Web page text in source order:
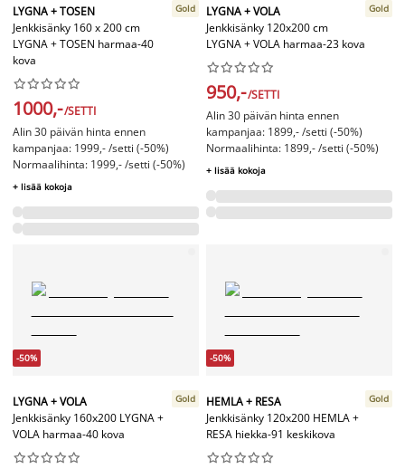
LYGNA + TOSEN
Jenkkisänky 160 x 200 cm
LYGNA + TOSEN harmaa-40
kova
Gold






1000,-/SETTI
Alin 30 päivän hinta ennen
kampanjaa: 1999,- /setti (-50%)
Normaalihinta: 1999,- /setti (-50%)
+ lisää kokoja
LYGNA + VOLA
Jenkkisänky 120x200 cm
LYGNA + VOLA harmaa-23 kova
Gold






950,-/SETTI
Alin 30 päivän hinta ennen
kampanjaa: 1899,- /setti (-50%)
Normaalihinta: 1899,- /setti (-50%)
+ lisää kokoja
-50%
LYGNA + VOLA
Jenkkisänky 160x200 LYGNA +
VOLA harmaa-40 kova
Gold






-50%
HEMLA + RESA
Jenkkisänky 120x200 HEMLA +
RESA hiekka-91 keskikova
Gold





